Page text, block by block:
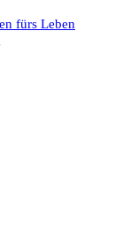
fürs Leben